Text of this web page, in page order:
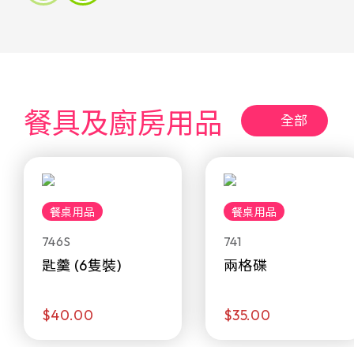
餐具及廚房用品 全部
餐桌用品
746S
匙羹 (6隻裝)
$40.00
餐桌用品
741
兩格碟
$35.00